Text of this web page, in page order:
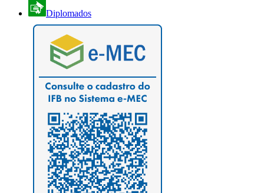
Diplomados